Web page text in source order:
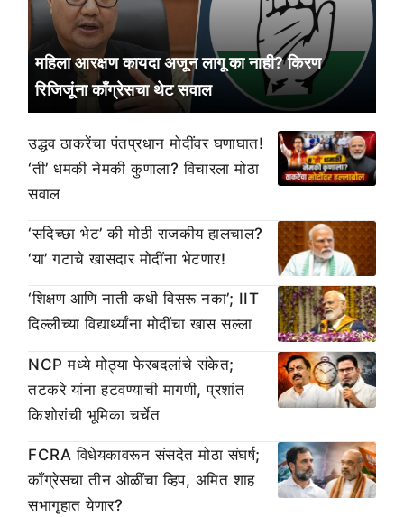
महिला आरक्षण कायदा अजून लागू का नाही? किरण
रिजिजूंना काँग्रेसचा थेट सवाल
उद्धव ठाकरेंचा पंतप्रधान मोदींवर घणाघात!
‘ती’ धमकी नेमकी कुणाला? विचारला मोठा
सवाल
‘सदिच्छा भेट’ की मोठी राजकीय हालचाल?
‘या’ गटाचे खासदार मोदींना भेटणार!
‘शिक्षण आणि नाती कधी विसरू नका’; IIT
दिल्लीच्या विद्यार्थ्यांना मोदींचा खास सल्ला
NCP मध्ये मोठ्या फेरबदलांचे संकेत;
तटकरे यांना हटवण्याची मागणी, प्रशांत
किशोरांची भूमिका चर्चेत
FCRA विधेयकावरून संसदेत मोठा संघर्ष;
काँग्रेसचा तीन ओळींचा व्हिप, अमित शाह
सभागृहात येणार?